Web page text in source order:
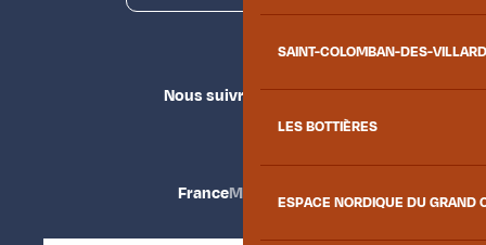
SAINT-COLOMBAN-DES-
LES BOTTIÈRES
ESPACE NORDIQUE DU GRAND
Nous suivre
FranceMaurienne